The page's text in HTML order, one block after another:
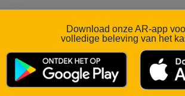
Daalhemerweg 27 | 6301 BJ Valkenburg aan
Download onze AR-app
volledige beleving van het